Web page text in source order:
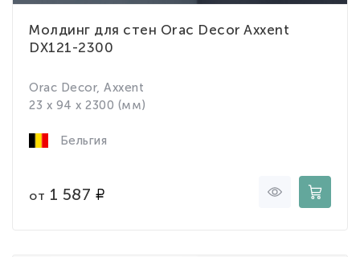
Молдинг для стен Orac Decor Axxent
DX121-2300
Orac Decor, Axxent
23 x 94 x 2300 (мм)
Бельгия
от 1 587